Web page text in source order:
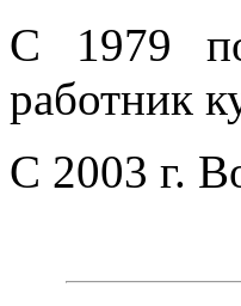
С 1979
работник
С 2003 г.